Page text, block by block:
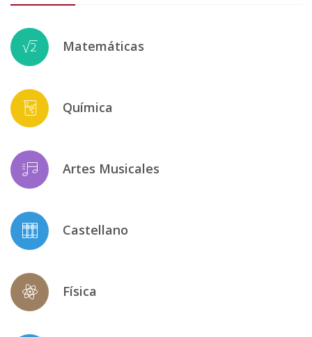
Matemáticas
Química
Artes Musicales
Castellano
Física